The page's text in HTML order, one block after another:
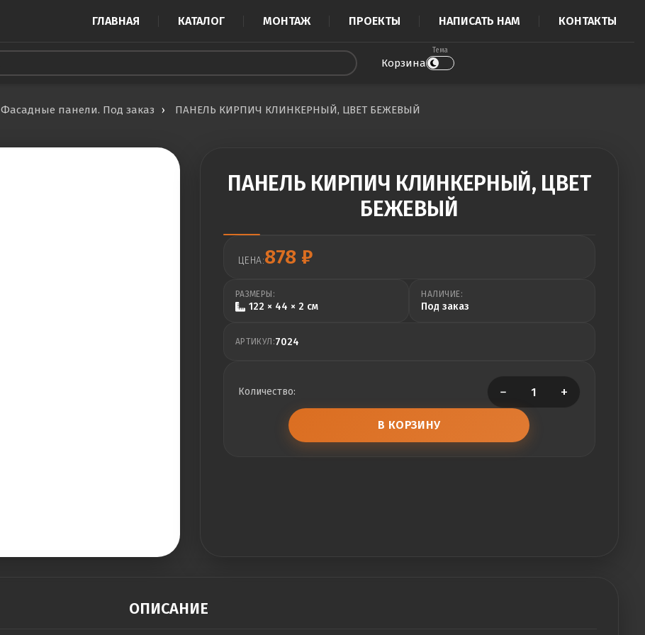
ГЛАВНАЯ КАТАЛОГ МОНТАЖ ПРОЕКТЫ НАПИСАТЬ НАМ КОНТАКТЫ
Корзина
Тема
Фасадные панели. Под заказ ПАНЕЛЬ КИРПИЧ КЛИНКЕРНЫЙ, ЦВЕТ БЕЖЕВЫЙ
ПАНЕЛЬ КИРПИЧ КЛИНКЕРНЫЙ, ЦВЕТ
БЕЖЕВЫЙ
ЦЕНА:878 ₽
РАЗМЕРЫ:
122 × 44 × 2 см
НАЛИЧИЕ:
Под заказ
АРТИКУЛ:7024
Количество: − +
В КОРЗИНУ
ОПИСАНИЕ